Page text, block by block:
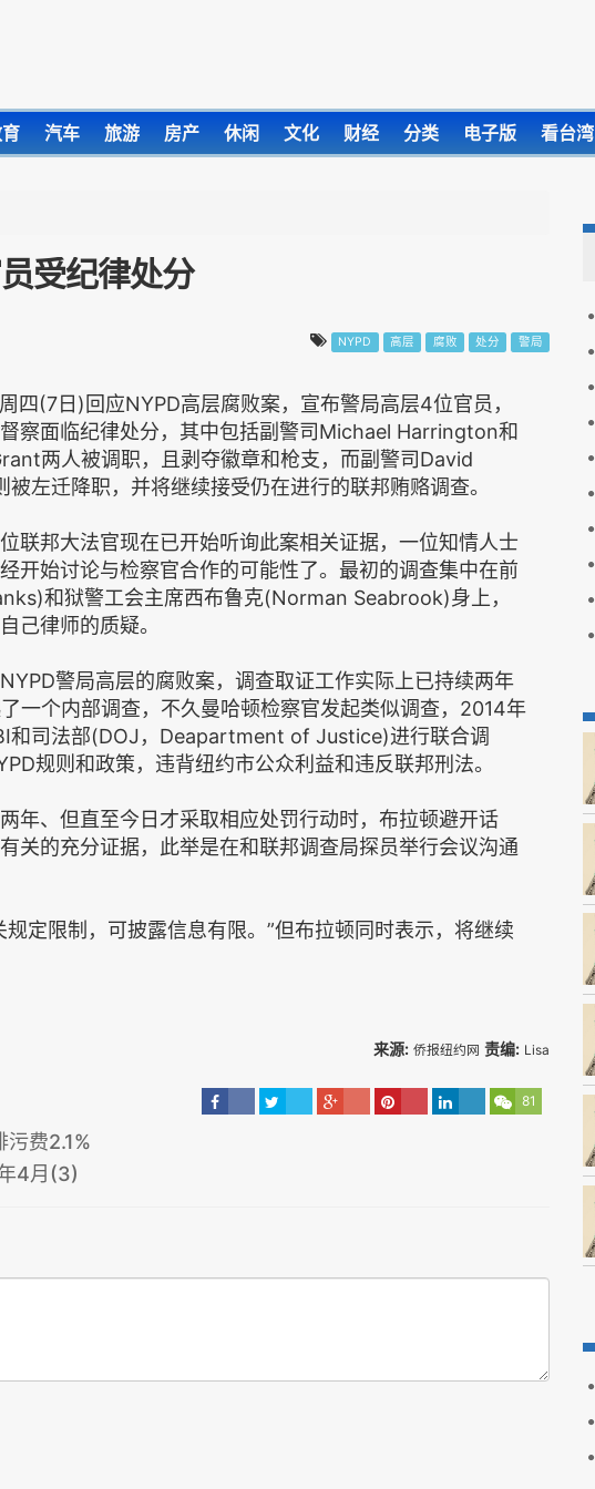
汽车 旅游 房产 休闲 文化 财经 分类 电子版 看台湾
受纪律处分
NYPD 高层 腐败 处分 警局
(7日)回应NYPD高层腐败案，宣布警局高层4位官员，
察面临纪律处分，其中包括副警司Michael Harrington和
两人被调职，且剥夺徽章和枪支，而副警司David
左迁降职，并将继续接受仍在进行的联邦贿赂调查。
邦大法官现在已开始听询此案相关证据，一位知情人士
开始讨论与检察官合作的可能性了。最初的调查集中在前
和狱警工会主席西布鲁克(Norman Seabrook)身上，
己律师的质疑。
警局高层的腐败案，调查取证工作实际上已持续两年
一个内部调查，不久曼哈顿检察官发起类似调查，2014年
和司法部(DOJ，Deapartment of Justice)进行联合调
规则和政策，违背纽约市公众利益和违反联邦刑法。
、但直至今日才采取相应处罚行动时，布拉顿避开话
关的充分证据，此举是在和联邦调查局探员举行会议沟通
限制，可披露信息有限。”但布拉顿同时表示，将继续
来源: 侨报纽约网 责编: Lisa
81
污费2.1%
4月(3)